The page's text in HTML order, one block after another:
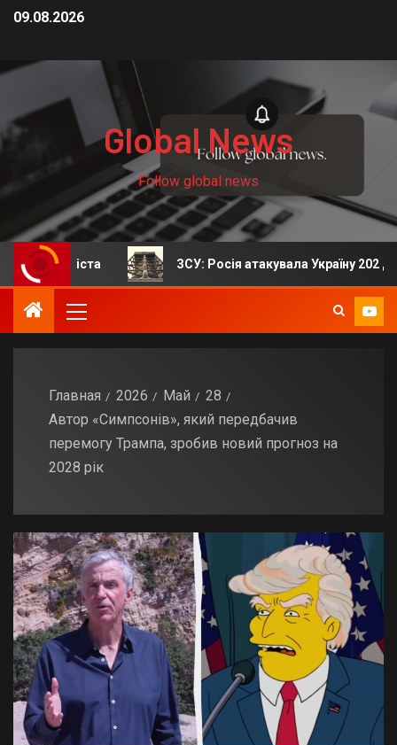
09.08.2026
Global News
Follow global news
ЗСУ: Росія атакувала Україну 202
Главная 2026 Май
28
Автор «Симпсонів», який передбачив
перемогу Трампа, зробив новий прогноз на
2028 рік